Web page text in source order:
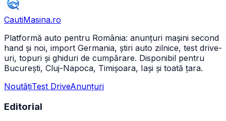
CautiMasina.ro
Platformă auto pentru România: anunțuri mașini second
hand și noi, import Germania, știri auto zilnice, test drive-
uri, topuri și ghiduri de cumpărare. Disponibil pentru
București, Cluj-Napoca, Timișoara, Iași și toată țara.
NoutățiTest DriveAnunțuri
Editorial